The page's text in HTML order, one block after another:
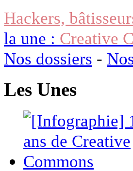
Hackers,
la une : Creative
Nos dossiers -
Les Unes